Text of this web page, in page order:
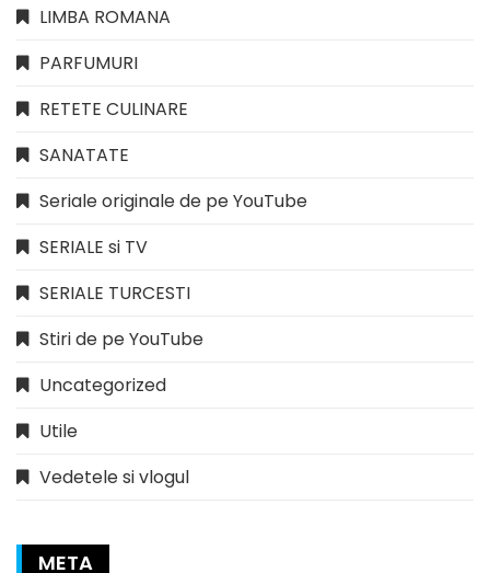
LIMBA ROMANA
PARFUMURI
RETETE CULINARE
SANATATE
Seriale originale de pe YouTube
SERIALE si TV
SERIALE TURCESTI
Stiri de pe YouTube
Uncategorized
Utile
Vedetele si vlogul
META